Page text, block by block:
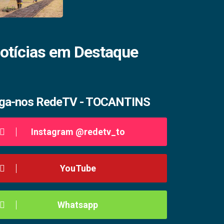
em Destaque
nos RedeTV - TOCANTINS
Instagram @redetv_to
YouTube
Whatsapp